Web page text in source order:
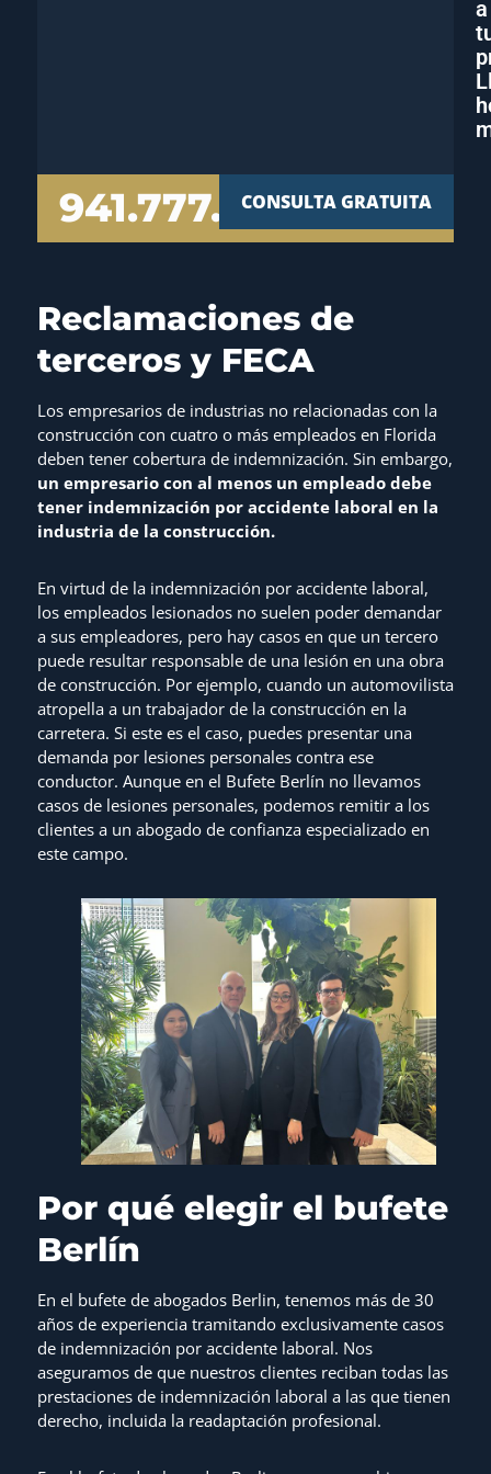
a
941.777.7000CONSULTA GRATUITA
Reclamaciones de
terceros y FECA
Los empresarios de industrias no relacionadas con la
construcción con cuatro o más empleados en Florida
deben tener cobertura de indemnización. Sin embargo,
un empresario con al menos un empleado debe
tener indemnización por accidente laboral en la
industria de la construcción.
En virtud de la indemnización por accidente laboral,
los empleados lesionados no suelen poder demandar
a sus empleadores, pero hay casos en que un tercero
puede resultar responsable de una lesión en una obra
de construcción. Por ejemplo, cuando un automovilista
atropella a un trabajador de la construcción en la
carretera. Si este es el caso, puedes presentar una
demanda por lesiones personales contra ese
conductor. Aunque en el Bufete Berlín no llevamos
casos de lesiones personales, podemos remitir a los
clientes a un abogado de confianza especializado en
este campo.
Por qué elegir el bufete
Berlín
En el bufete de abogados Berlin, tenemos más de 30
años de experiencia tramitando exclusivamente casos
de indemnización por accidente laboral. Nos
aseguramos de que nuestros clientes reciban todas las
prestaciones de indemnización laboral a las que tienen
derecho, incluida la readaptación profesional.